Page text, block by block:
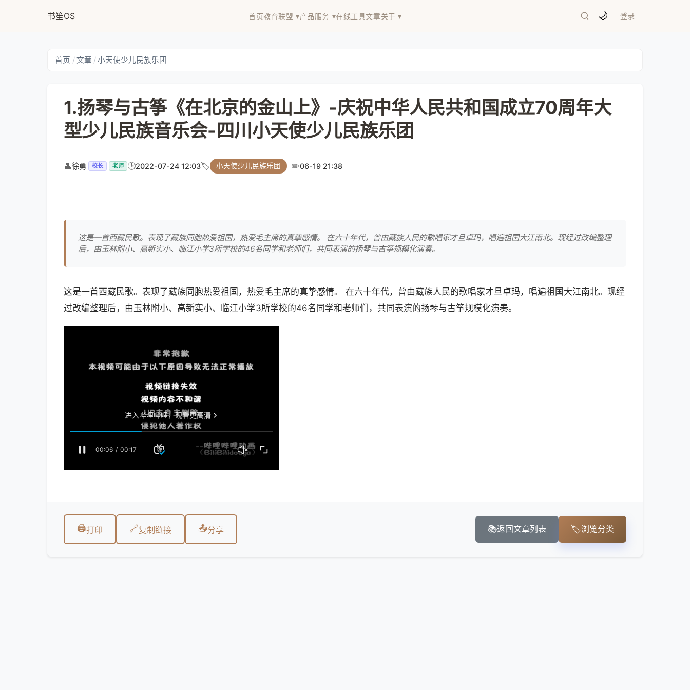
书笙OS 首页教育联盟 ▾产品服务 ▾在线工具文章关于 ▾ 🌙 登录
首页 /文章 /小天使少儿民族乐团
1.扬琴与古筝《在北京的金山上》-庆祝中华人民共和国成立70周年大
型少儿民族音乐会-四川小天使少儿民族乐团
👤徐勇 校长 老师 🕒2022-07-24 12:03🏷️ 小天使少儿民族乐团 ✏️06-19 21:38
这是一首西藏民歌。表现了藏族同胞热爱祖国，热爱毛主席的真挚感情。 在六十年代，曾由藏族人民的歌唱家才旦卓玛，唱遍祖国大江南北。现经过改编整理
后，由玉林附小、高新实小、临江小学3所学校的46名同学和老师们，共同表演的扬琴与古筝规模化演奏。
这是一首西藏民歌。表现了藏族同胞热爱祖国，热爱毛主席的真挚感情。 在六十年代，曾由藏族人民的歌唱家才旦卓玛，唱遍祖国大江南北。现经
过改编整理后，由玉林附小、高新实小、临江小学3所学校的46名同学和老师们，共同表演的扬琴与古筝规模化演奏。
🖨️打印 🔗复制链接 📤分享 📚返回文章列表 🏷️浏览分类